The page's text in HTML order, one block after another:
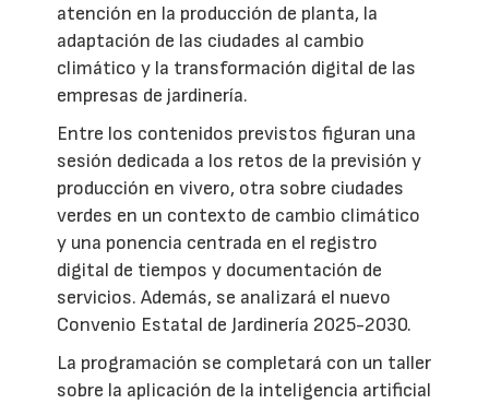
atención en la producción de planta, la
adaptación de las ciudades al cambio
climático y la transformación digital de las
empresas de jardinería.
Entre los contenidos previstos figuran una
sesión dedicada a los retos de la previsión y
producción en vivero, otra sobre ciudades
verdes en un contexto de cambio climático
y una ponencia centrada en el registro
digital de tiempos y documentación de
servicios. Además, se analizará el nuevo
Convenio Estatal de Jardinería 2025-2030.
La programación se completará con un taller
sobre la aplicación de la inteligencia artificial